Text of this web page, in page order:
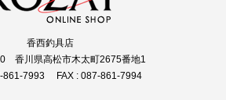
香西釣具店
香川県高松市木太町2675番地1
861-7993 FAX : 087-861-7994